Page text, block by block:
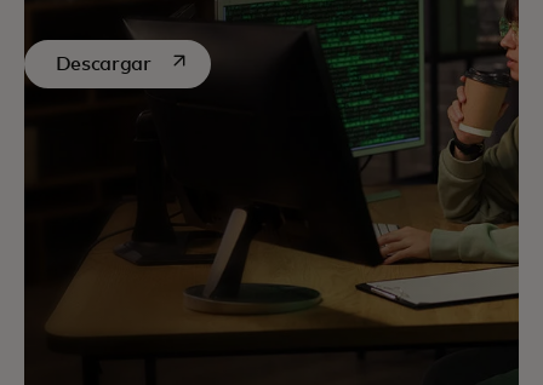
Descargar se abre en una pestaña nueva